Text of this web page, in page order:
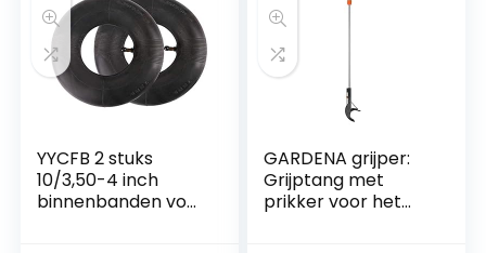
YYCFB 2 stuks
10/3,50-4 inch
binnenbanden voor
GARDENA grijper:
Grijptang met
prikker voor het